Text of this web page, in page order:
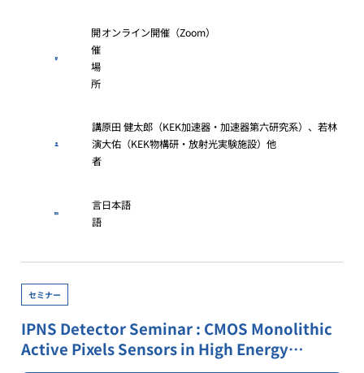
開
催
場
所
オンライン開催（Zoom）
講
演
者
原田 健太郎（KEK加速器・加速器第六研究系）、若林
大佑（KEK物構研・放射光実験施設）他
言
語
日本語
セミナー
IPNS Detector Seminar : CMOS Monolithic
Active Pixels Sensors in High Energy